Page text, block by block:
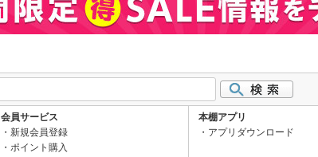
会員サービス
新規会員登録
ポイント購入
本棚アプリ
アプリダウンロード